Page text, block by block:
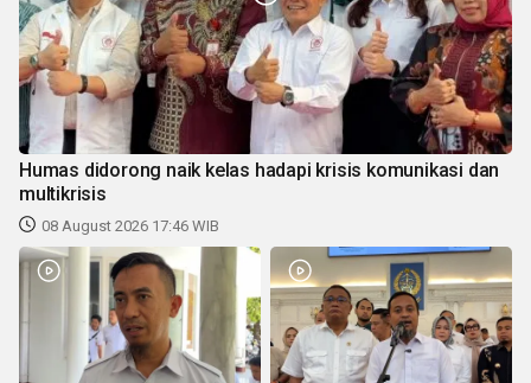
Humas didorong naik kelas hadapi krisis komunikasi dan
multikrisis
08 August 2026 17:46 WIB